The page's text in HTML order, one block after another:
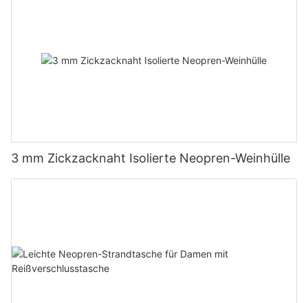
3 mm Zickzacknaht Isolierte Neopren-Weinhülle